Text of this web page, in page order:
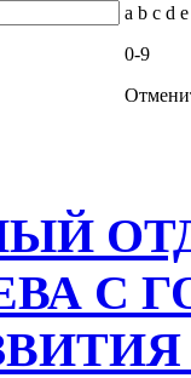
a b c d
0-9
С